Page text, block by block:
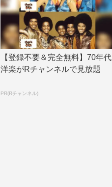
【登録不要＆完全無料】70年代
洋楽がRチャンネルで見放題
PR(Rチャンネル)